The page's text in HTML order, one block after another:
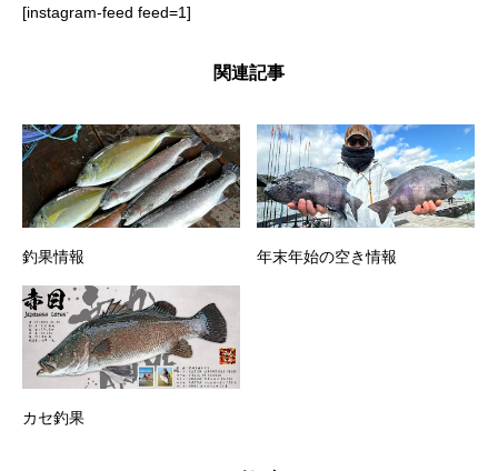
[instagram-feed feed=1]
関連記事
釣果情報 年末年始の空き情報
カセ釣果